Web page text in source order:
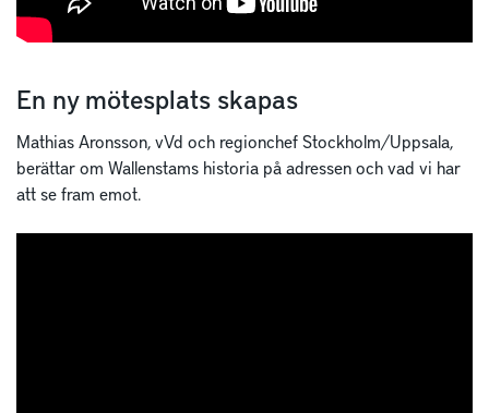
En ny mötesplats skapas
Mathias Aronsson, vVd och regionchef Stockholm/Uppsala,
berättar om Wallenstams historia på adressen och vad vi har
att se fram emot.